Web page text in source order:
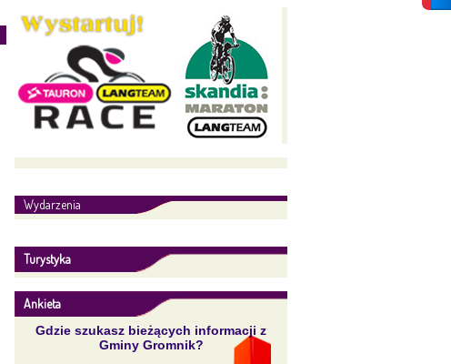
Wydarzenia
Turystyka
Ankieta
Gdzie szukasz bieżących informacji z
Gminy Gromnik?